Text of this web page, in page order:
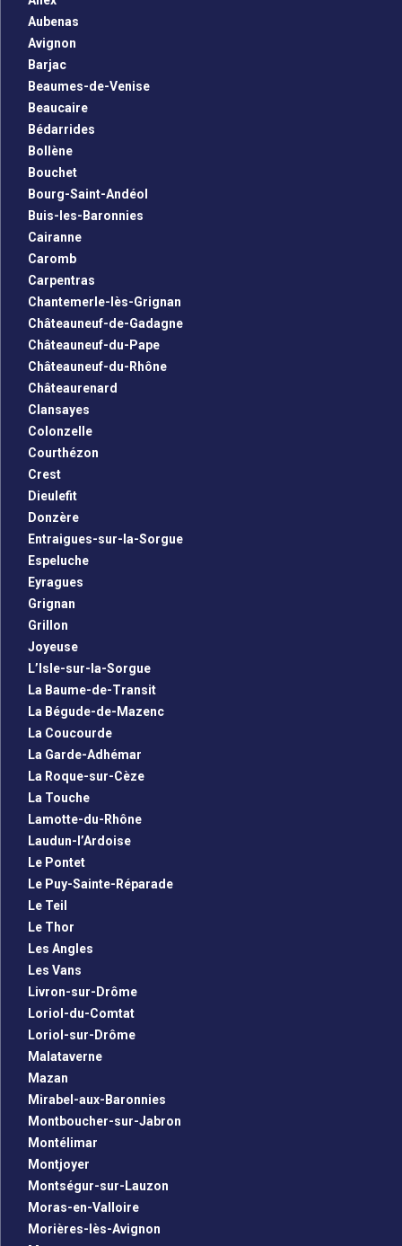
Aubenas
Avignon
Barjac
Beaumes-de-Venise
Beaucaire
Bédarrides
Bollène
Bouchet
Bourg-Saint-Andéol
Buis-les-Baronnies
Cairanne
Caromb
Carpentras
Chantemerle-lès-Grignan
Châteauneuf-de-Gadagne
Châteauneuf-du-Pape
Châteauneuf-du-Rhône
Châteaurenard
Clansayes
Colonzelle
Courthézon
Crest
Dieulefit
Donzère
Entraigues-sur-la-Sorgue
Espeluche
Eyragues
Grignan
Grillon
Joyeuse
L’Isle-sur-la-Sorgue
La Baume-de-Transit
La Bégude-de-Mazenc
La Coucourde
La Garde-Adhémar
La Roque-sur-Cèze
La Touche
Lamotte-du-Rhône
Laudun-l’Ardoise
Le Pontet
Le Puy-Sainte-Réparade
Le Teil
Le Thor
Les Angles
Les Vans
Livron-sur-Drôme
Loriol-du-Comtat
Loriol-sur-Drôme
Malataverne
Mazan
Mirabel-aux-Baronnies
Montboucher-sur-Jabron
Montélimar
Montjoyer
Montségur-sur-Lauzon
Moras-en-Valloire
Morières-lès-Avignon